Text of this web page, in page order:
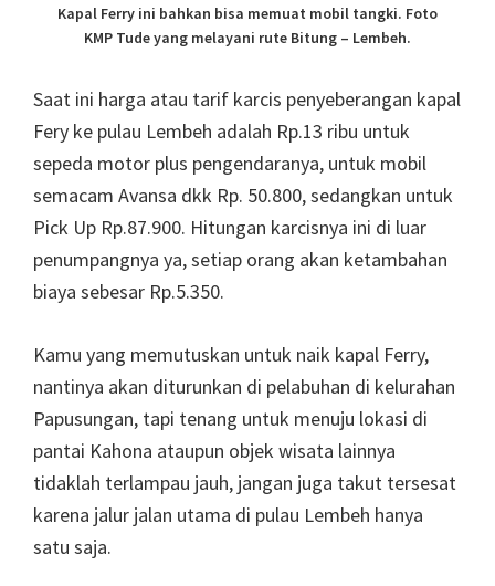
Kapal Ferry ini bahkan bisa memuat mobil tangki. Foto
KMP Tude yang melayani rute Bitung – Lembeh.
Saat ini harga atau tarif karcis penyeberangan kapal
Fery ke pulau Lembeh adalah Rp.13 ribu untuk
sepeda motor plus pengendaranya, untuk mobil
semacam Avansa dkk Rp. 50.800, sedangkan untuk
Pick Up Rp.87.900. Hitungan karcisnya ini di luar
penumpangnya ya, setiap orang akan ketambahan
biaya sebesar Rp.5.350.
Kamu yang memutuskan untuk naik kapal Ferry,
nantinya akan diturunkan di pelabuhan di kelurahan
Papusungan, tapi tenang untuk menuju lokasi di
pantai Kahona ataupun objek wisata lainnya
tidaklah terlampau jauh, jangan juga takut tersesat
karena jalur jalan utama di pulau Lembeh hanya
satu saja.